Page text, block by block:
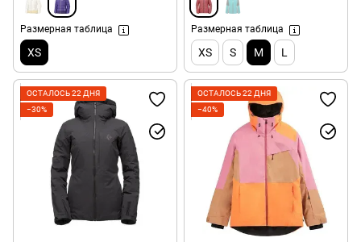
Размерная таблица
XS
Размерная таблица
XS S M L
ОСТАЛОСЬ 22 ДНЯ
−30%
ОСТАЛОСЬ 22 ДНЯ
−40%